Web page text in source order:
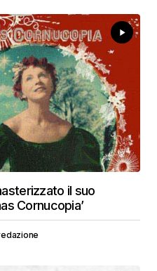
il suo
Cornucopia’